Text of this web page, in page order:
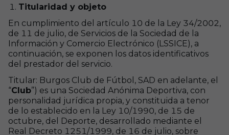
Titularidad y objeto
En cumplimiento del artículo 10 de la Ley 34/2002,
de 11 de julio, de Servicios de la Sociedad de la
Información y Comercio Electrónico (LSSICE), a
continuación, se exponen los datos identificativos
del prestador del servicio.
Titular: Burgos Club de Fútbol, SAD en adelante, el
“Club”) es una Sociedad Anónima Deportiva, con
personalidad jurídica propia, y constituida a tenor
de lo establecido en la Ley 10/1990, de 15 de
octubre, del Deporte, desarrollado mediante el
Real Decreto 1251/1999, de 16 de julio, sobre